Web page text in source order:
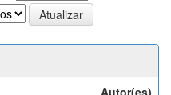
Autor(es)